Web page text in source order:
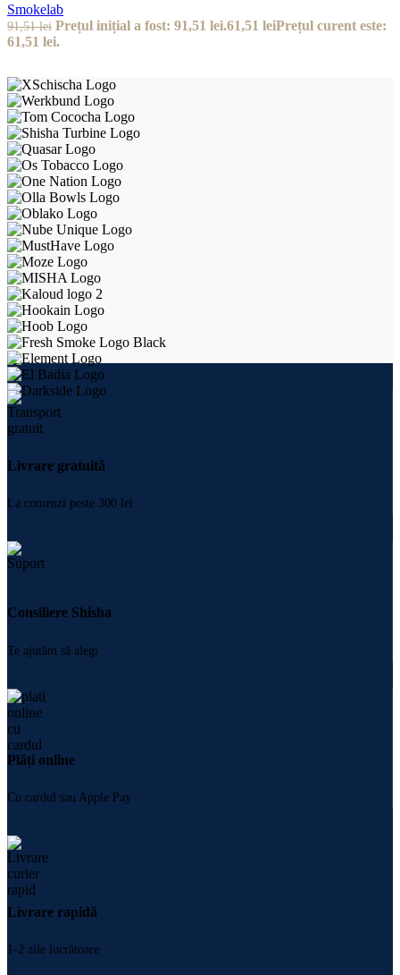
Smokelab
91,51lei Prețul inițial a fost: 91,51 lei.61,51 leiPrețul curent este:
61,51 lei.
Livrare gratuită
La comenzi peste 300 lei
Consiliere Shisha
Te ajutăm să alegi
Plăți online
Cu cardul sau Apple Pay
Livrare rapidă
1-2 zile lucrătoare